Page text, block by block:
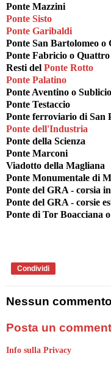
Ponte Mazzini
Ponte Sisto
Ponte Garibaldi
Ponte San Bartolomeo
Ponte Fabricio o
Resti del Ponte Rotto
Ponte Palatino
Ponte Aventino o Sublicio
Ponte Testaccio
Ponte ferroviario di San
Ponte dell'Industria
Ponte della Scienza
Ponte Marconi
Viadotto della Magliana
Ponte Monumentale di
Ponte del GRA - corsia
Ponte del GRA - corsie
Ponte di Tor Boacciana
Condividi
Nessun
Posta un
Info sulla Privacy